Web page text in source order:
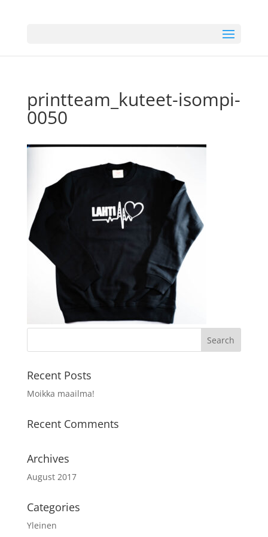
printteam_kuteet-isompi-
0050
Recent Posts
Moikka maailma!
Recent Comments
Archives
August 2017
Categories
Yleinen